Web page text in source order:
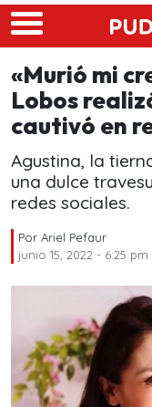
Skip to main content
«Murió mi
Lobos
cautivó en
Agustina, la
una dulce
redes sociales.
Por Ariel Pefaur
junio 15, 2022 - 6:25 pm